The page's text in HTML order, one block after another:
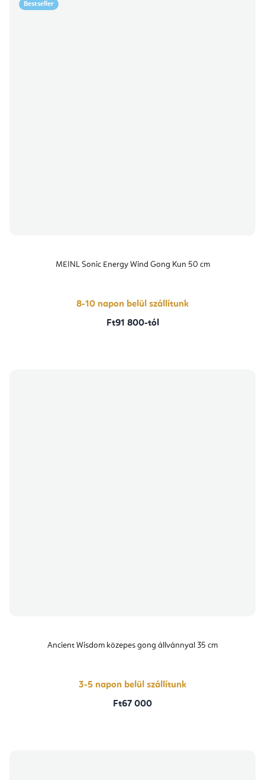
Bestseller
MEINL Sonic Energy Wind Gong Kun 50 cm
8-10 napon belül szállítunk
Ft91 800-tól
Ancient Wisdom közepes gong állvánnyal 35 cm
3-5 napon belül szállítunk
Ft67 000